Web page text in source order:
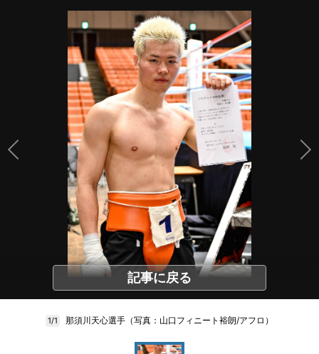
記事に戻る
1/1 那須川天心選手（写真：山口フィニート裕朗/アフロ）